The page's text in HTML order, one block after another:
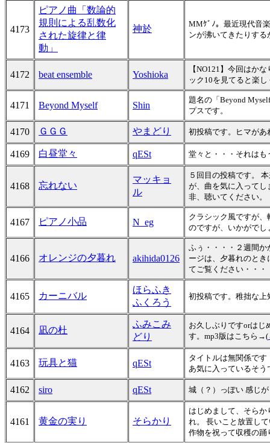
4173
ピアノ曲「数論的
規則による乱数化
された旋律と律
動」
神於
MMｹﾞﾉ。最近現代音
ンが沸いてきたりす
4172 beat ensemble Yoshioka
【NO121】今回はか
ック10を見てると楽
4171 Beyond Myself Shin
題名の「Beyond
プスです。
4170 ＧＧＧ やまどり 初投稿です。ヒマが
4169 白昼堂々 qESt 堂々と・・・それはも
4168 忘れない
マッキョ
ル
５回目の投稿です。
が、曲を気に入ってし
非、聴いてください。
4167 ピアノ小品 N_eg
クラシック風ですが
のですが、いかがでし
4166 オレンジの夕暮れ akihida0126
ふぅ・・・・２週間
ージは、夕暮れのと
てご覧ください・・
4165 カーニバル
ほらふき
ふくろう
初投稿です。稚拙な
4164 凪の杜
ふみこみ
どり
お久しぶりですorはじ
す。mp3版はこちら→(
4163 玩具と猫 qESt
タイトルは無関係で
あ気に入っているそ
4162 siro qESt 城（？）っぽい 感じ
4161 黄金の実り そらかり
はじめまして、そら
れ。 長いこと放置し
作物を祝って収穫の踊